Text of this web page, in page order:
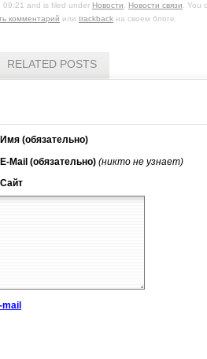
and is filed under Новости, Новости связи. You
комментарий или trackback на своем блоге.
RELATED POSTS
Имя (обязательно)
E-Mail (обязательно) (никто не узнает)
Сайт